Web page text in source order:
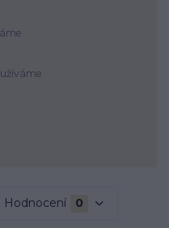
Hodnocení 0